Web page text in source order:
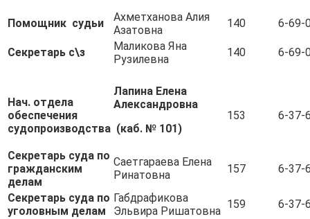
Помощник судьи
Ахметханова Алия
Азатовна
140 6-69-
Секретарь с\з
Маликова Яна
Рузилевна
140 6-69-
Нач. отдела
обеспечения
судопроизводства
Лапина Елена
Александровна
(каб. № 101)
153 6-37-
Секретарь суда по
гражданским
делам
Саетгараева Елена
Ринатовна
157 6-37-
Секретарь суда по
уголовным делам
Габдрафикова
Эльвира Ришатовна
159
6-37-